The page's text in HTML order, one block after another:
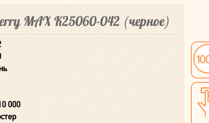
MAX K25060-042 (черное)
000